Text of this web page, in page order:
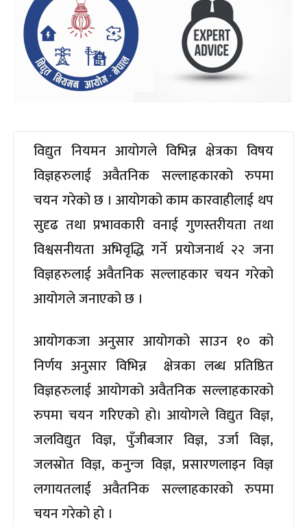
विद्युत नियमन आयोगले विभिन्न क्षेत्रका विषय
विज्ञहरुलाई अवैतनिक सल्लाहकारको रुपमा
चयन गरेको छ । आयोगको काम कारवाहीलाई थप
सुदृढ तथा प्रभावकारी वनाई गुणस्तरीयता तथा
विश्वसनीयता अभिवृद्धि गर्ने प्रयोजनार्थ २२ जना
विज्ञहरुलाई अवैतनिक सल्लाहकार चयन गरेको
आयोगले जनाएको छ ।
आयोगकजा अनुसार आयोगको साउन १० को
निर्णय अनुसार विभिन्न क्षेत्रका लब्ध प्रतिष्ठित
विज्ञहरुलाई आयोगको अवैतनिक सल्लाहकारको
रुपमा चयन गरिएको हो। आयोगले विद्युत विज्ञ,
जलविद्युत विज्ञ, पुँजीबजार विज्ञ, उर्जा विज्ञ,
जलस्रोत विज्ञ, कनुन्ज विज्ञ, प्रसारणलाइन विज्ञ
लगायतलाई अवैतनिक सल्लाहकारको रुपमा
चयन गरेको हो ।